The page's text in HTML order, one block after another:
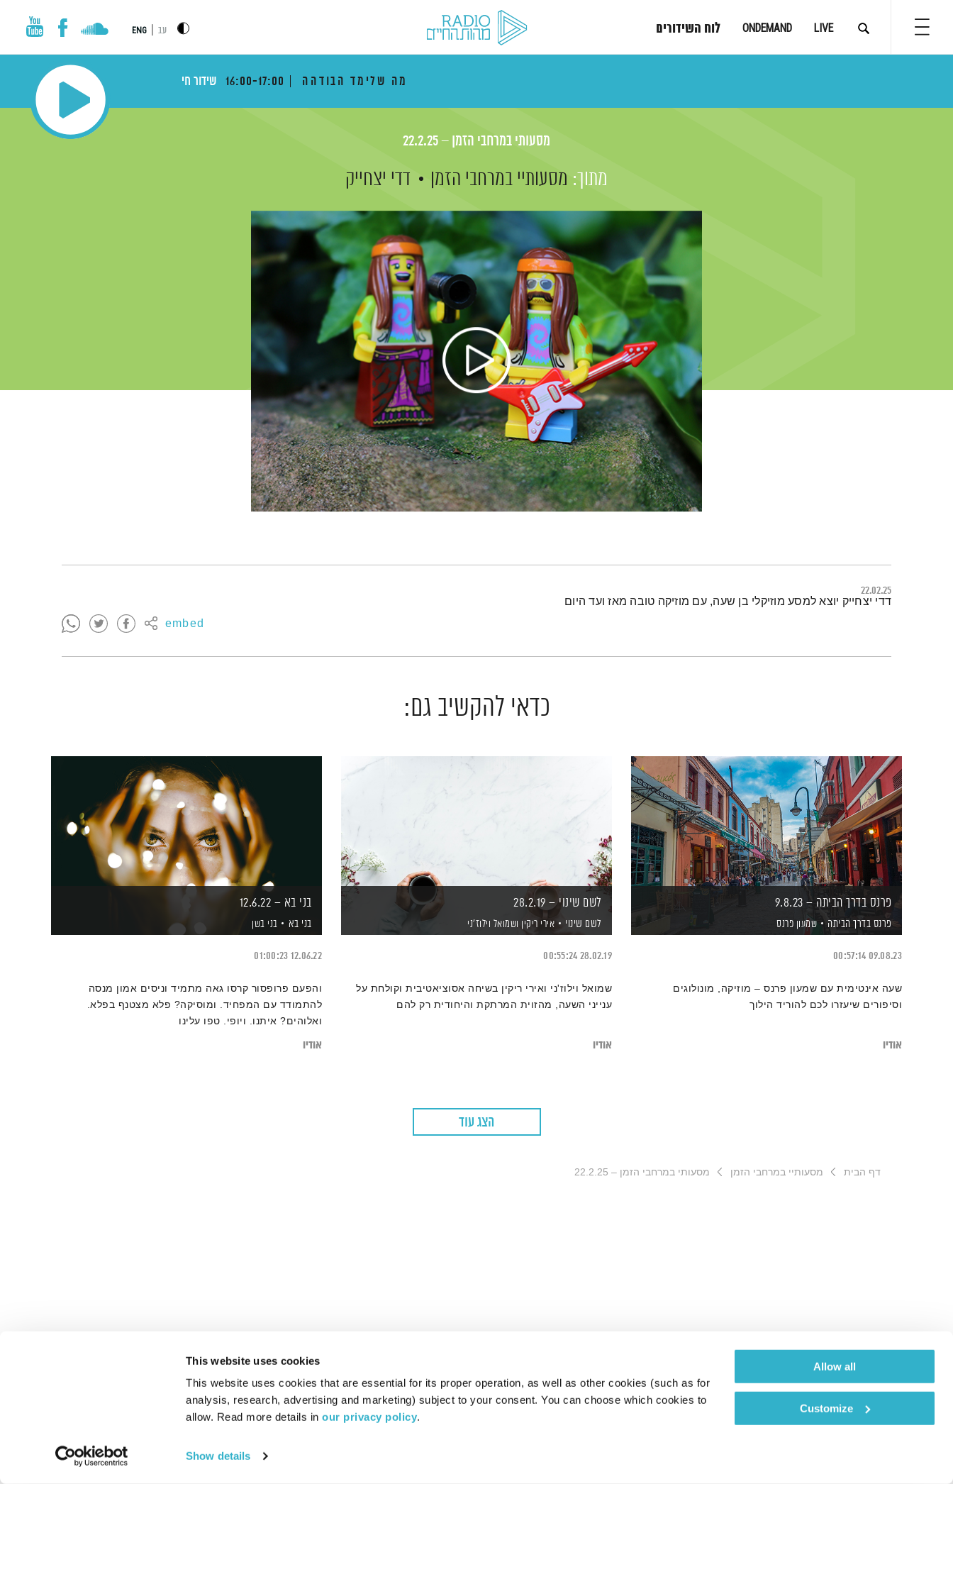
This website uses cookies
This website uses cookies that are essential for its proper operation, as well as other cookies (such as for
analysis, research, advertising and marketing) subject to your consent. You can choose which cookies to
allow. Read more details in our privacy policy.
Show details
Allow all
Customize
LIVE
ONDEMAND לוח השידורים עב ENG
מה שלימד הבודהה 16:00-17:00 שידור חי
מסעותי במרחבי הזמן – 22.2.25
מתוך: מסעותיי במרחבי הזמן דדי יצחייק
22.02.25
embed
תמצית הפודקאסט
דדי יצחייק יוצא למסע מוזיקלי בן שעה, עם מוזיקה טובה מאז ועד היום
כדאי להקשיב גם:
פרנס בדרך הביתה – 9.8.23
פרנס בדרך הביתה שמעון פרנס
09.08.23
00:57:14
שעה אינטימית עם שמעון פרנס – מוזיקה, מונולוגים
וסיפורים שיעזרו לכם להוריד הילוך
אודיו
לשם שינוי – 28.2.19
לשם שינוי אירי ריקין ושמואל וילוז'ני
28.02.19
00:55:24
שמואל וילוז'ני ואירי ריקין בשיחה אסוציאטיבית וקולחת על
ענייני השעה, מהזוית המרתקת והיחודית רק להם
אודיו
בני בא – 12.6.22
בני בא בני בשן
12.06.22
01:00:23
והפעם פרופסור קרסו גאה מתמיד וניסים אמון מנסה
להתמודד עם המפחיד. ומוסיקה? פלא מצטנף בפלא.
ואלוהים? איתנו. ויופי. טפו עלינו
אודיו
הצג עוד
דף הבית מסעותיי במרחבי הזמן מסעותי במרחבי הזמן – 22.2.25